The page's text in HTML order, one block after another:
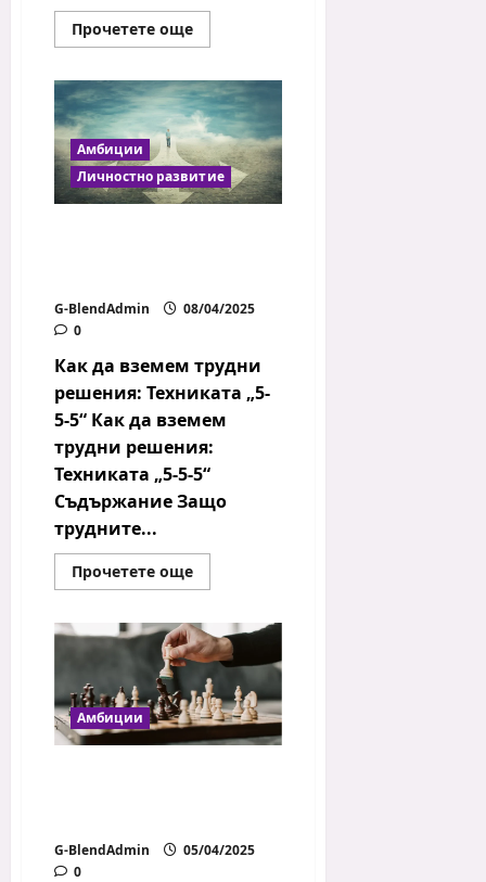
Прочетете ощеRead
more
да
изградим
сутрешна
рутина,
която
реално
работи
Амбиции
Личностно развитие
G-BlendAdmin
08/04/2025
0
Как да вземем трудни
решения: Техниката „5-
5-5“ Как да вземем
трудни решения:
Техниката „5-5-5“
Съдържание Защо
трудните...
Прочетете ощеRead
more
да
вземем
трудни
решения:
Техниката
„5-
5-
5“
Амбиции
G-BlendAdmin
05/04/2025
0